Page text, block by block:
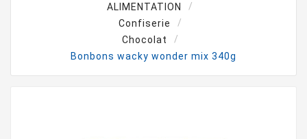
ALIMENTATION
Confiserie
Chocolat
Bonbons wacky wonder mix 340g